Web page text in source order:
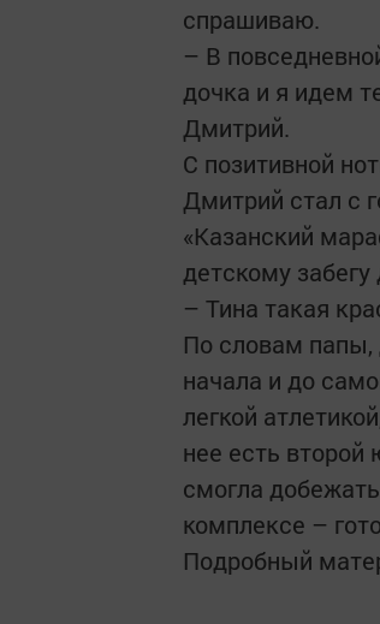
спрашиваю.
– В
дочка и я идем
Дмитрий.
С позитивной
Дмитрий стал с
«Казанский
детскому
– Тина такая
По словам папы,
начала и до
легкой
нее есть
смогла
комплексе –
Подробный